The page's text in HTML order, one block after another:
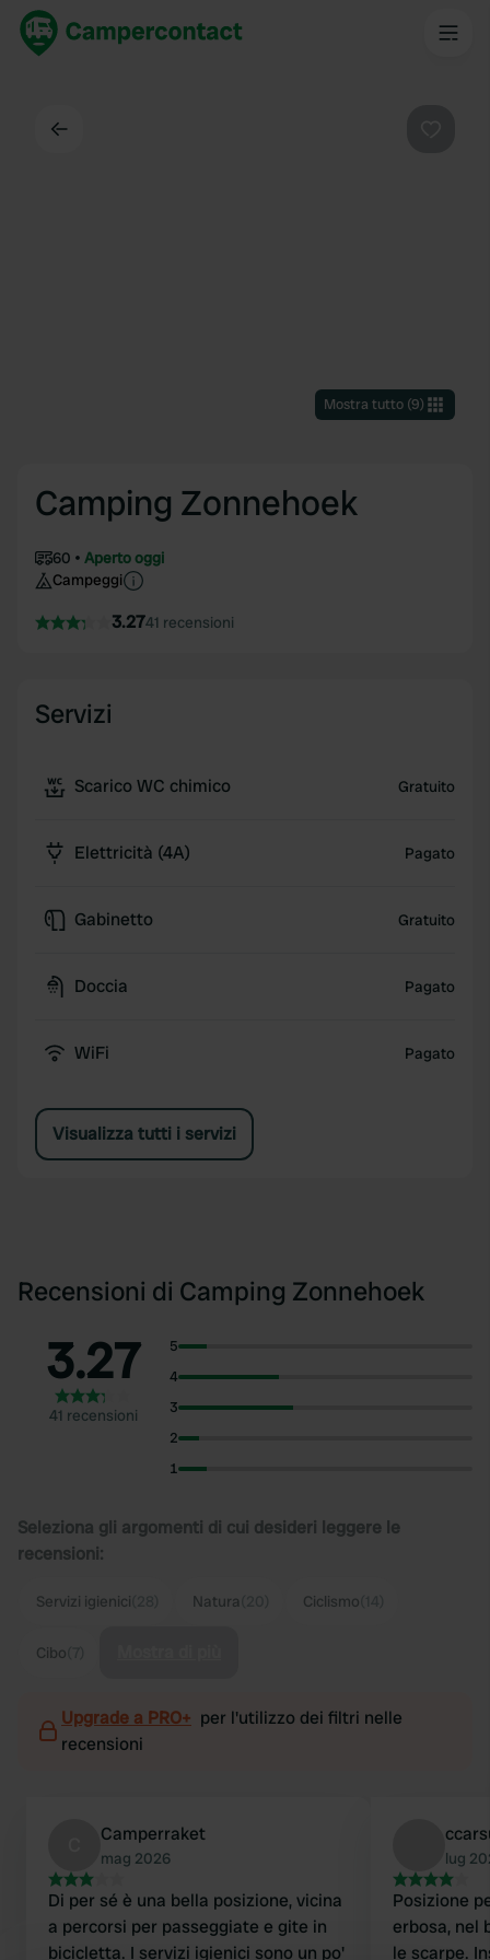
Mostra tutto(9)
Camping Zonnehoek
60
Aperto oggi
Campeggi
3.2741 recensioni
Servizi
Scarico WC chimico Gratuito
Elettricità (4A) Pagato
Gabinetto Gratuito
Doccia Pagato
WiFi Pagato
Visualizza tutti i servizi
Recensioni di Camping Zonnehoek
3.27
41 recensioni
5
4
3
2
1
Seleziona gli argomenti di cui desideri leggere le
recensioni:
Servizi igienici Natura Ciclismo
Cibo
Upgrade a PRO+ per l'utilizzo dei filtri nelle
recensioni
Camperraket
mag 2026
Di per sé è una bella posizione, vicina
a percorsi per passeggiate e gite in
bicicletta. I servizi igienici sono un po'
lug
Posizione
erbosa, nel
le scarpe.